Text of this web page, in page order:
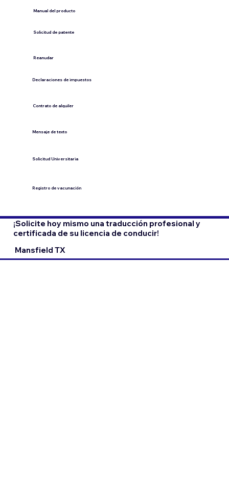
​Manual del producto
​Solicitud de patente
Contrato de alquiler
​Reanudar
Declaraciones de impuestos
​Mensaje de texto
​Solicitud Universitaria
Registro de vacunación
¡Solicite hoy mismo una traducción profesional y
certificada de su licencia de conducir!
Mansfield TX